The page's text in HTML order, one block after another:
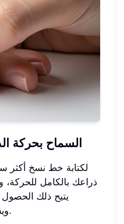
السماح بحركة
لكتابة خط نسخ أكثر
ذراعك بالكامل
يتيح ذلك
ويساعد في الانتظام في الأسلوب.